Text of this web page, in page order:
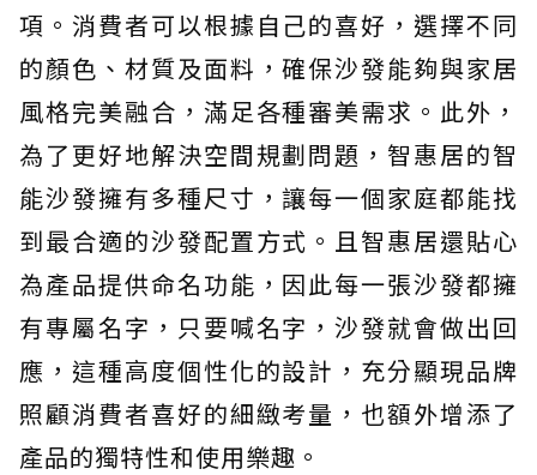
項。消費者可以根據自己的喜好，選擇不同
的顏色、材質及面料，確保沙發能夠與家居
風格完美融合，滿足各種審美需求。此外，
為了更好地解決空間規劃問題，智惠居的智
能沙發擁有多種尺寸，讓每一個家庭都能找
到最合適的沙發配置方式。且智惠居還貼心
為產品提供命名功能，因此每一張沙發都擁
有專屬名字，只要喊名字，沙發就會做出回
應，這種高度個性化的設計，充分顯現品牌
照顧消費者喜好的細緻考量，也額外增添了
產品的獨特性和使用樂趣。